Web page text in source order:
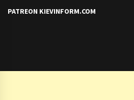
PATREON KIEVINFORM.COM